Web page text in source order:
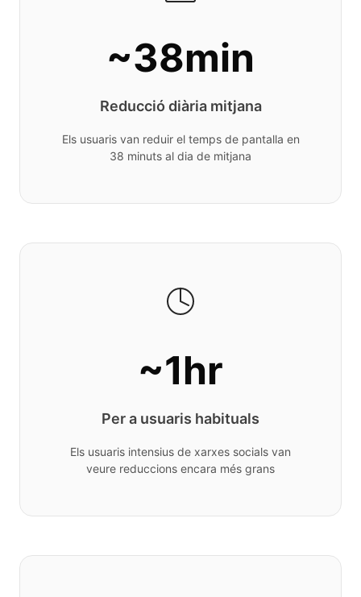
~38min
Reducció diària mitjana
Els usuaris van reduir el temps de pantalla en
38 minuts al dia de mitjana
~1hr
Per a usuaris habituals
Els usuaris intensius de xarxes socials van
veure reduccions encara més grans